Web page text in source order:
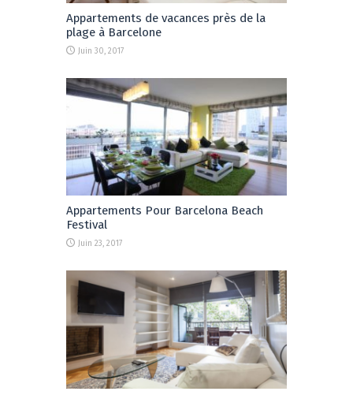
Appartements de vacances près de la
plage à Barcelone
Juin 30, 2017
Appartements Pour Barcelona Beach
Festival
Juin 23, 2017